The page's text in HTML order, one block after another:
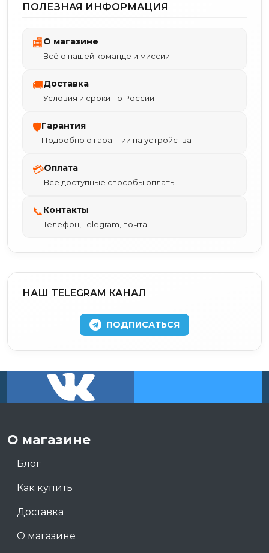
ПОЛЕЗНАЯ ИНФОРМАЦИЯ
🏬О магазине
Всё о нашей команде и миссии
🚚Доставка
Условия и сроки по России
🛡Гарантия
Подробно о гарантии на устройства
💳Оплата
Все доступные способы оплаты
📞Контакты
Телефон, Telegram, почта
НАШ TELEGRAM КАНАЛ
ПОДПИСАТЬСЯ
О магазине
Блог
Как купить
Доставка
О магазине